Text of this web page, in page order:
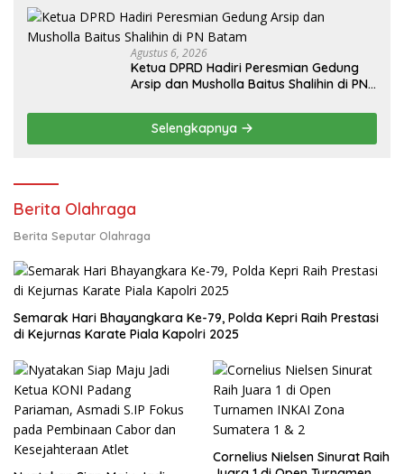
Agustus 6, 2026
Ketua DPRD Hadiri Peresmian Gedung
Arsip dan Musholla Baitus Shalihin di PN
Selengkapnya
Berita Olahraga
Berita Seputar Olahraga
Semarak Hari Bhayangkara Ke-79, Polda Kepri Raih Prestasi
di Kejurnas Karate Piala Kapolri 2025
Cornelius Nielsen Sinurat Raih